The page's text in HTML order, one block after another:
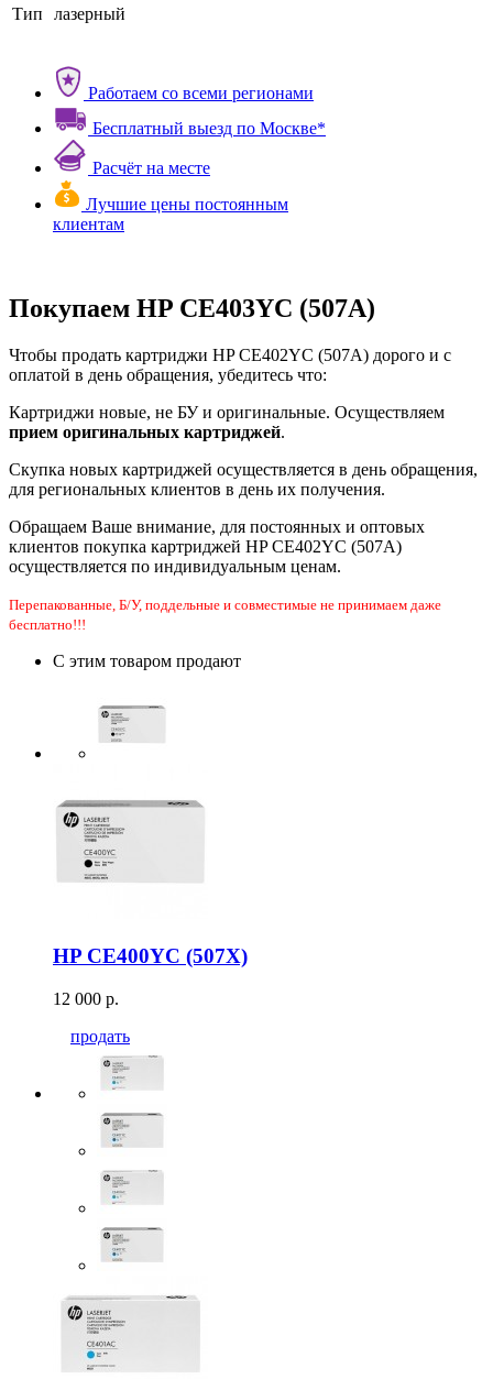
Тип
лазерный
Работаем со всеми регионами
Бесплатный выезд по Москве*
Расчёт на месте
Лучшие цены постоянным
клиентам
Покупаем HP CE403YC (507A)
Чтобы продать картриджи HP CE402YC (507A) дорого и с
оплатой в день обращения, убедитесь что:
Картриджи новые, не БУ и оригинальные. Осуществляем
прием оригинальных картриджей.
Скупка новых картриджей осуществляется в день обращения,
для региональных клиентов в день их получения.
Обращаем Ваше внимание, для постоянных и оптовых
клиентов покупка картриджей HP CE402YC (507A)
осуществляется по индивидуальным ценам.
Перепакованные, Б/У, поддельные и совместимые не принимаем даже
бесплатно!!!
С этим товаром продают
HP CE400YC (507X)
12 000 р.
продать